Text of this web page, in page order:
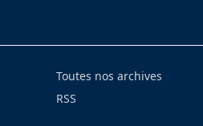
Toutes nos archives
RSS